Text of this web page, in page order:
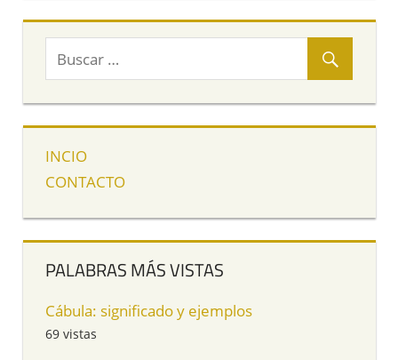
INCIO
CONTACTO
PALABRAS MÁS VISTAS
Cábula: significado y ejemplos
69 vistas